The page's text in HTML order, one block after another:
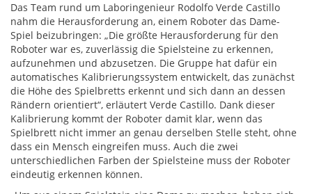
Das Team rund um Laboringenieur Rodolfo Verde Castillo
nahm die Herausforderung an, einem Roboter das Dame-
Spiel beizubringen: „Die größte Herausforderung für den
Roboter war es, zuverlässig die Spielsteine zu erkennen,
aufzunehmen und abzusetzen. Die Gruppe hat dafür ein
automatisches Kalibrierungssystem entwickelt, das zunächst
die Höhe des Spielbretts erkennt und sich dann an dessen
Rändern orientiert“, erläutert Verde Castillo. Dank dieser
Kalibrierung kommt der Roboter damit klar, wenn das
Spielbrett nicht immer an genau derselben Stelle steht, ohne
dass ein Mensch eingreifen muss. Auch die zwei
unterschiedlichen Farben der Spielsteine muss der Roboter
eindeutig erkennen können.